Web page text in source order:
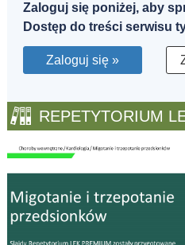
Zaloguj się poniżej, aby
Dostęp do treści serwisu
Zaloguj się »
REPETYTORIUM